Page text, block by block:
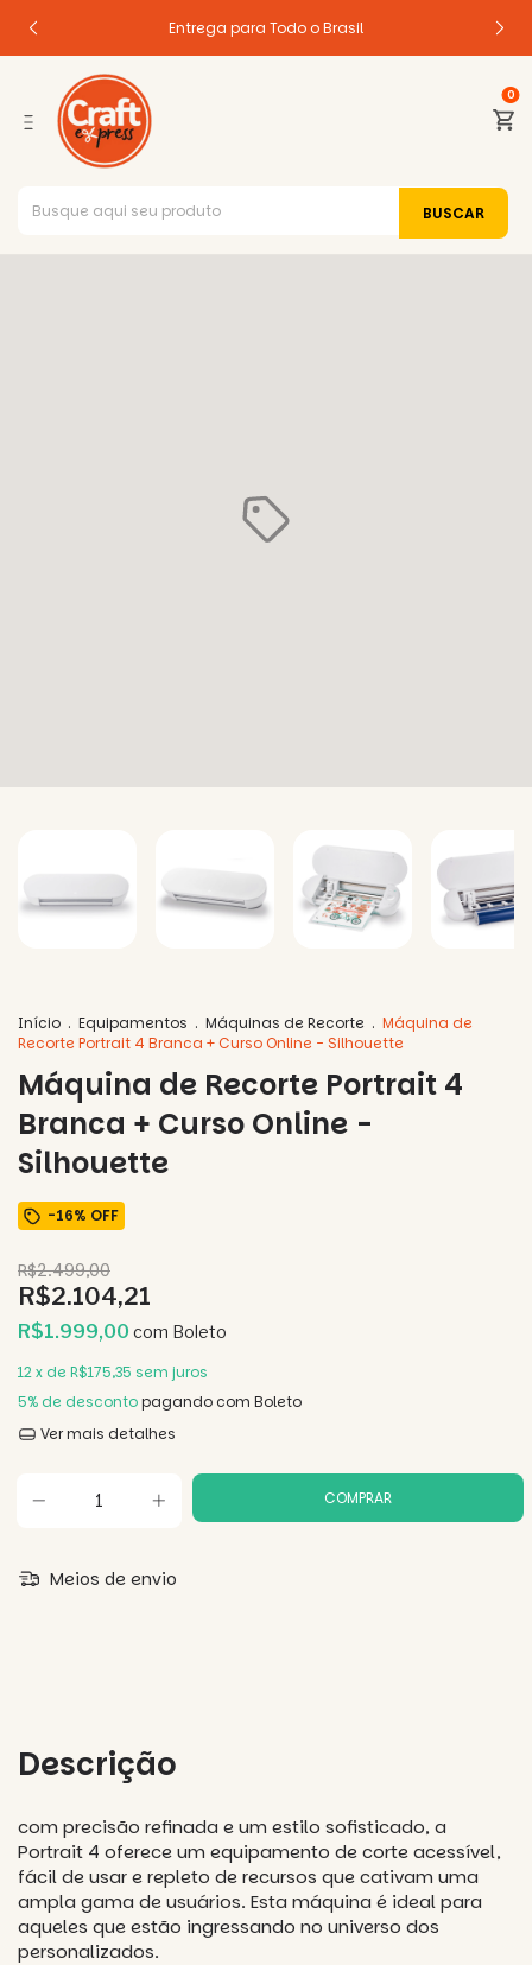
Entrega para Todo o Brasil
0
Início . Equipamentos . Máquinas de Recorte . Máquina de
Recorte Portrait 4 Branca + Curso Online - Silhouette
Máquina de Recorte Portrait 4
Branca + Curso Online -
Silhouette
-16% OFF
R$2.499,00
R$2.104,21
R$1.999,00 com Boleto
12x de R$175,35 sem juros
5% de descontopagando com Boleto
Ver mais detalhes
Meios de envio
Descrição
com precisão refinada e um estilo sofisticado, a
Portrait 4 oferece um equipamento de corte acessível,
fácil de usar e repleto de recursos que cativam uma
ampla gama de usuários. Esta máquina é ideal para
aqueles que estão ingressando no universo dos
personalizados.